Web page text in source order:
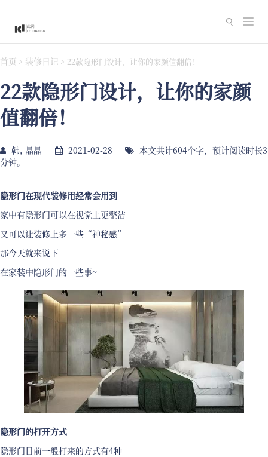
切
换
首页 > 装修日记 > 22款隐形门设计，让你的家颜值翻倍！
22款隐形门设计，让你的家颜
值翻倍！
韩, 晶晶 2021-02-28
本文共计604个字，预计阅读时长3
分钟。
隐形门在现代装修用经常会用到
家中有隐形门可以在视觉上更整洁
又可以让装修上多一些“神秘感”
那今天就来说下
在家装中隐形门的一些事~
隐形门的打开方式
隐形门目前一般打来的方式有4种